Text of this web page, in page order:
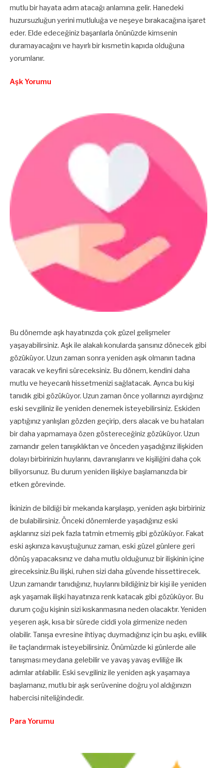
mutlu bir hayata adım atacağı anlamına gelir. Hanedeki
huzursuzluğun yerini mutluluğa ve neşeye bırakacağına işaret
eder. Elde edeceğiniz başarılarla önünüzde kimsenin
duramayacağını ve hayırlı bir kısmetin kapıda olduğuna
yorumlanır.
Aşk Yorumu
Bu dönemde aşk hayatınızda çok güzel gelişmeler
yaşayabilirsiniz. Aşk ile alakalı konularda şansınız dönecek gibi
gözüküyor. Uzun zaman sonra yeniden aşık olmanın tadına
varacak ve keyfini süreceksiniz. Bu dönem, kendini daha
mutlu ve heyecanlı hissetmenizi sağlatacak. Ayrıca bu kişi
tanıdık gibi gözüküyor. Uzun zaman önce yollarınızı ayırdığınız
eski sevgiliniz ile yeniden denemek isteyebilirsiniz. Eskiden
yaptığınız yanlışları gözden geçirip, ders alacak ve bu hataları
bir daha yapmamaya özen göstereceğiniz gözüküyor. Uzun
zamandır gelen tanışıklıktan ve önceden yaşadığınız ilişkiden
dolayı birbirinizin huylarını, davranışlarını ve kişiliğini daha çok
biliyorsunuz. Bu durum yeniden ilişkiye başlamanızda bir
etken görevinde.
İkinizin de bildiği bir mekanda karşılaşıp, yeniden aşkı birbiriniz
de bulabilirsiniz. Önceki dönemlerde yaşadığınız eski
aşklarınız sizi pek fazla tatmin etmemiş gibi gözüküyor. Fakat
eski aşkınıza kavuştuğunuz zaman, eski güzel günlere geri
dönüş yapacaksınız ve daha mutlu olduğunuz bir ilişkinin içine
gireceksiniz.Bu ilişki, ruhen sizi daha güvende hissettirecek.
Uzun zamandır tanıdığınız, huylarını bildiğiniz bir kişi ile yeniden
aşk yaşamak ilişki hayatınıza renk katacak gibi gözüküyor. Bu
durum çoğu kişinin sizi kıskanmasına neden olacaktır. Yeniden
yeşeren aşk, kısa bir sürede ciddi yola girmenize neden
olabilir. Tanışa evresine ihtiyaç duymadığınız için bu aşkı, evlilik
ile taçlandırmak isteyebilirsiniz. Önümüzde ki günlerde aile
tanışması meydana gelebilir ve yavaş yavaş evliliğe ilk
adımlar atılabilir. Eski sevgiliniz ile yeniden aşk yaşamaya
başlamanız, mutlu bir aşk serüvenine doğru yol aldığınızın
habercisi niteliğindedir.
Para Yorumu